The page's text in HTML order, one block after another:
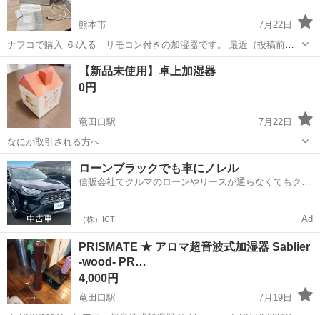
熊本市
7月22日
ナフコで購入 ６ℓ入る リモコン付きの加湿器です。 最近（投稿前
日）まで使ってました。 箱はありません。 説明書あります。 本体は
タッチパネル式 土日祝日の日中希望です。 宜しくお願いします。
熊本 熊本市 季節、空調家電 リモコン
【新品未使用】卓上加湿器
0円
竜田口駅
7月22日
なにか取引される方へ
熊本 熊本市 竜田口駅 季節、空調家電
ローンブラックでも車にノレル
信販会社でクルマのローンやリースが通らなくてもクル
（株）ICT Ad
PRISMATE ★ アロマ超音波式加湿器 Sablier
-wood- PR…
4,000円
竜田口駅
7月19日